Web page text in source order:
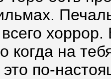
когда на
по-